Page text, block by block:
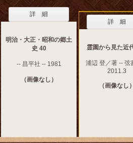
詳 細
明治・大正・昭和の郷土
史 40
-- 昌平社 -- 1981
（画像なし）
詳 細
霊園から見た近
浦辺 登／著 -- 弦
2011.3
（画像なし）